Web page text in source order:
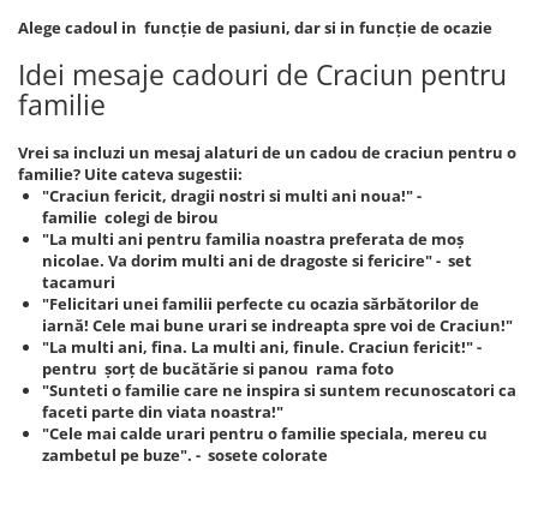
Alege cadoul in funcție de pasiuni, dar si in funcție de ocazie
Idei mesaje cadouri de Craciun pentru
familie
Vrei sa incluzi un mesaj alaturi de un cadou de craciun pentru o
familie? Uite cateva sugestii:
"Craciun fericit, dragii nostri si multi ani noua!" -
familie colegi de birou
"La multi ani pentru familia noastra preferata de moș
nicolae. Va dorim multi ani de dragoste si fericire" - set
tacamuri
"Felicitari unei familii perfecte cu ocazia sărbătorilor de
iarnă! Cele mai bune urari se indreapta spre voi de Craciun!"
"La multi ani, fina. La multi ani, finule. Craciun fericit!" -
pentru șorț de bucătărie si panou rama foto
"Sunteti o familie care ne inspira si suntem recunoscatori ca
faceti parte din viata noastra!"
"Cele mai calde urari pentru o familie speciala, mereu cu
zambetul pe buze". - sosete colorate